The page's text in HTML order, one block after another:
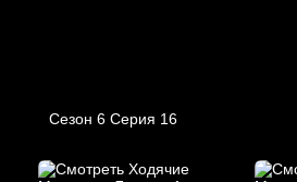
Сезон 6 Серия 16